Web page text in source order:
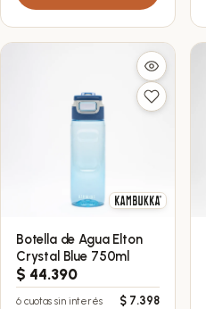
Botella de Agua Elton
Crystal Blue 750ml
$ 44.390
6 cuotas sin interés $ 7.398